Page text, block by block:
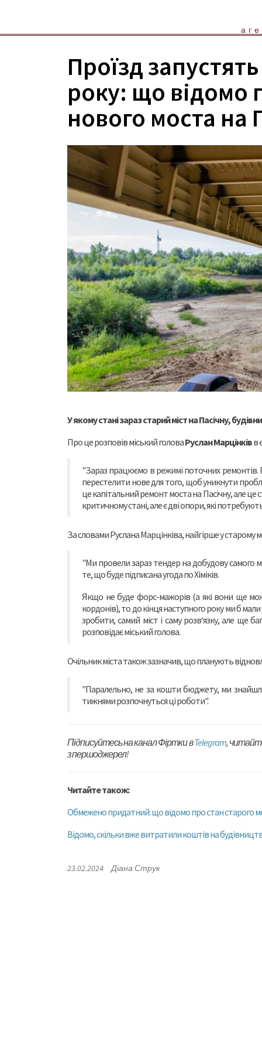
Проїзд
року: що відомо
нового моста на
У якому стані зараз старий міст на Пасічну,
Про це розповів міський головаРуслан Марцінківв
"Зараз працюємо в режимі поточних ремонтів.
перестелити нове для того, щоб уникнути
це капітальний ремонт моста на Пасічну, але
критичному стані, але є дві опори, які
За словами Руслана Марцінківа, найгірше у старому
"Ми провели зараз тендер на добудову самого
те, що буде підписана угода по Хіміків.
Якщо не буде форс-мажорів (а які вони ще
кордонів), то до кінця наступного року ми б
зробити, самий міст і саму розв‘язку, але ще
розповідає міський голова.
Очільник міста також зазначив, що планують
"Паралельно, не за кошти бюджету, ми
тижнями розпочнуться ці роботи".
Підписуйтесь на канал Фіртки вTelegram,
з першоджерел!
Читайте також:
Обмежено придатний: що відомо про стан старого
Відомо, скільки вже витратили коштів на
23.02.2024 Діана Струк